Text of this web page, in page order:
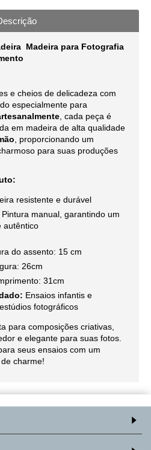
Madeira para Fotografia
e cheios de delicadeza com
especialmente para
, cada peça é
em madeira de alta qualidade
, proporcionando um
para suas produções
resistente e durável
Pintura manual, garantindo um
autêntico
do assento: 15 cm
26cm
31cm
Ensaios infantis e
fotográficos
para composições criativas,
e elegante para suas fotos.
seus ensaios com um
charme!